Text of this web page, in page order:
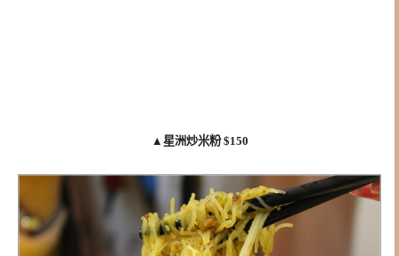
▲ 星洲炒米粉 $150